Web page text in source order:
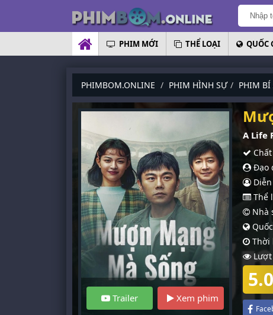
PHIM MỚI THỂ LOẠI QUỐC
PHIMBOM.ONLINE PHIM HÌNH SỰ PHIM BÍ
Trailer Xem phim
A Life
Đạo
Thể
Nhà
Thời
Lượt
5.0